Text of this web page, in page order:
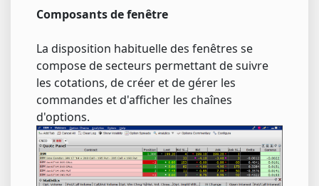
Composants de fenêtre
La disposition habituelle des fenêtres se
compose de secteurs permettant de suivre
les cotations, de créer et de gérer les
commandes et d'afficher les chaînes
d'options.